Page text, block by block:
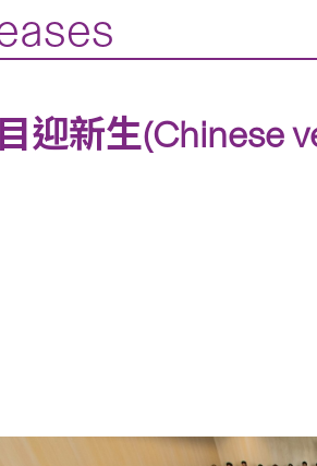
迎新生(Chinese